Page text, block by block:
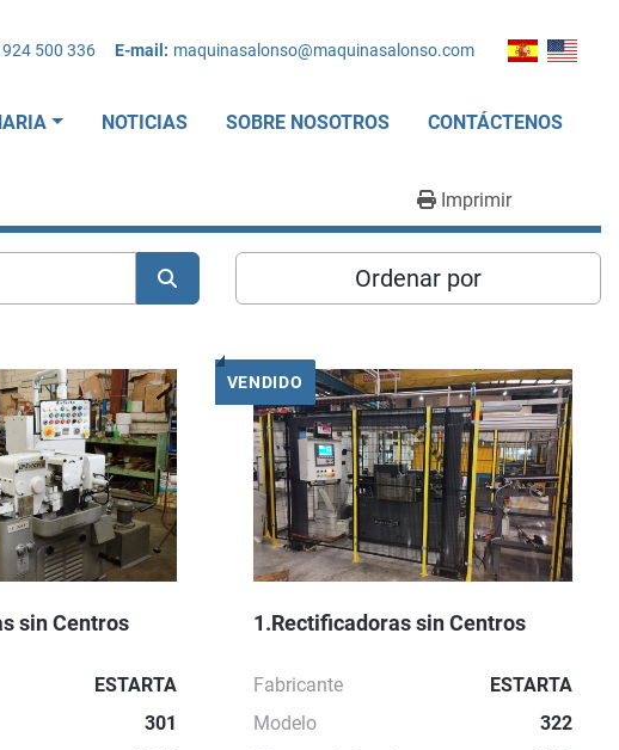
500 336 E-mail: maquinasalonso@maquinasalonso.com
NOTICIAS SOBRE NOSOTROS CONTÁCTENOS
Imprimir
Ordenar por
sin Centros
ESTARTA
301
VENDIDO
1.Rectificadoras sin Centros
Fabricante
ESTARTA
Modelo
322